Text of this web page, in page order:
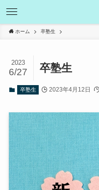
ホーム 卒塾生
卒塾生
2023
6/27
卒塾生 2023年4月12日